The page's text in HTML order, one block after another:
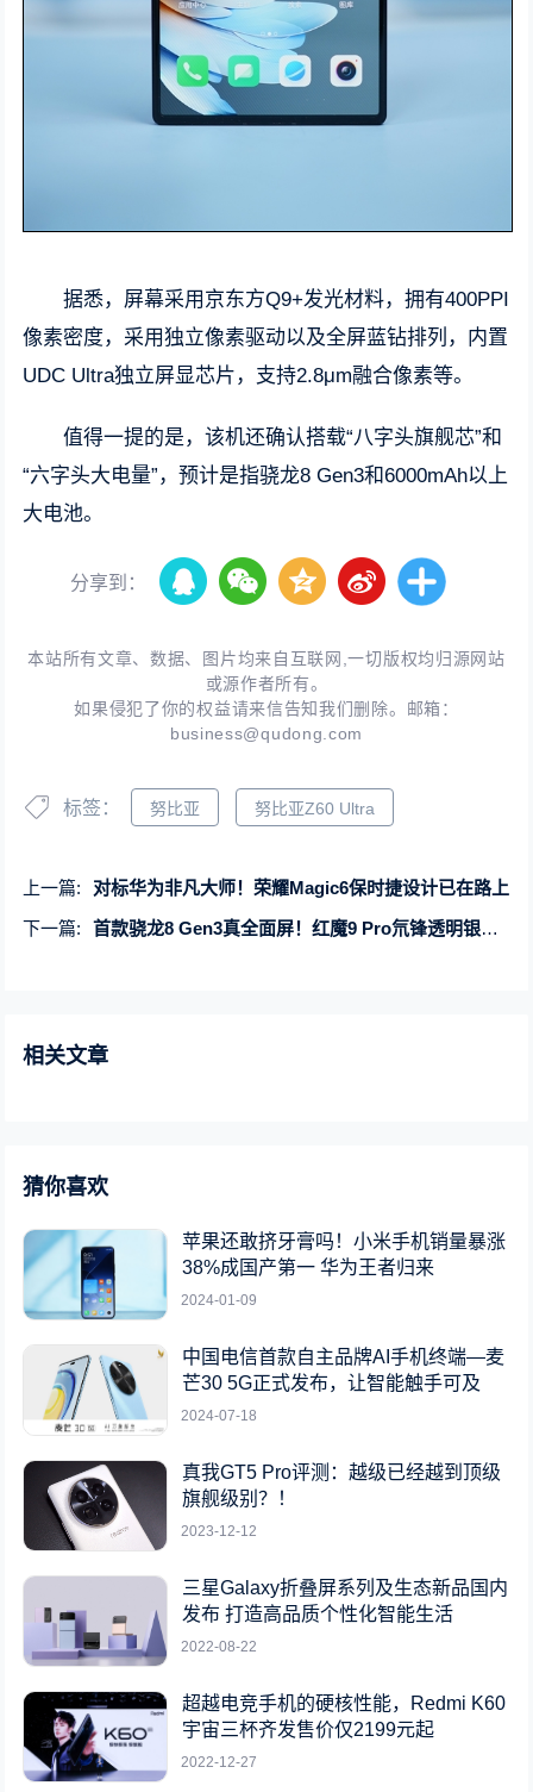
据悉，屏幕采用京东方Q9+发光材料，拥有400PPI
像素密度，采用独立像素驱动以及全屏蓝钻排列，内置
UDC Ultra独立屏显芯片，支持2.8μm融合像素等。
值得一提的是，该机还确认搭载“八字头旗舰芯”和
“六字头大电量”，预计是指骁龙8 Gen3和6000mAh以上
大电池。
分享到：
本站所有文章、数据、图片均来自互联网,一切版权均归源网站
或源作者所有。
如果侵犯了你的权益请来信告知我们删除。邮箱：
business@qudong.com
标签： 努比亚 努比亚Z60 Ultra
上一篇:
对标华为非凡大师！荣耀Magic6保时捷设计已在路上
下一篇:
首款骁龙8 Gen3真全面屏！红魔9 Pro氘锋透明银翼明天首销：4999元起
相关文章
猜你喜欢
苹果还敢挤牙膏吗！小米手机销量暴涨
38%成国产第一 华为王者归来
2024-01-09
中国电信首款自主品牌AI手机终端—麦
芒30 5G正式发布，让智能触手可及
2024-07-18
真我GT5 Pro评测：越级已经越到顶级
旗舰级别？！
2023-12-12
三星Galaxy折叠屏系列及生态新品国内
发布 打造高品质个性化智能生活
2022-08-22
超越电竞手机的硬核性能，Redmi K60
宇宙三杯齐发售价仅2199元起
2022-12-27